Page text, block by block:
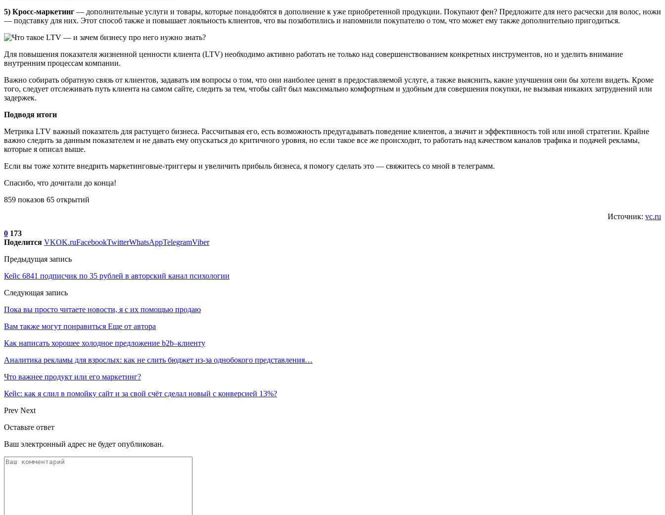
5) Кросс-маркетинг — дополнительные услуги и товары, которые понадобятся в дополнение к уже приобретенной продукции. Покупают фен? Предложите для него расчески для волос, ножи
— подставку для них. Этот способ также и повышает лояльность клиентов, что вы позаботились и напомнили покупателю о том, что может ему также дополнительно пригодиться.
Для повышения показателя жизненной ценности клиента (LTV) необходимо активно работать не только над совершенствованием конкретных инструментов, но и уделить внимание
внутренним процессам компании.
Важно собирать обратную связь от клиентов, задавать им вопросы о том, что они наиболее ценят в предоставляемой услуге, а также выяснить, какие улучшения они бы хотели видеть. Кроме
того, следует отслеживать путь клиента на самом сайте, следить за тем, чтобы сайт был максимально комфортным и удобным для совершения покупки, не вызывая никаких затруднений или
задержек.
Подводя итоги
Метрика LTV важный показатель для растущего бизнеса. Рассчитывая его, есть возможность предугадывать поведение клиентов, а значит и эффективность той или иной стратегии. Крайне
важно следить за данным показателем и не давать ему опускаться до критичного уровня, но если такое все же происходит, то работать над качеством каналов трафика и подачей рекламы,
которые я описал выше.
Если вы тоже хотите внедрить маркетинговые-триггеры и увеличить прибыль бизнеса, я помогу сделать это — свяжитесь со мной в телеграмм.
Спасибо, что дочитали до конца!
859 показов 65 открытий
Источник: vc.ru
0 173
Поделится VKOK.ruFacebookTwitterWhatsAppTelegramViber
Предыдущая запись
Кейс 6841 подписчик по 35 рублей в авторский канал психологии
Следующая запись
Пока вы просто читаете новости, я с их помощью продаю
Вам также могут понравиться Еще от автора
Как написать хорошее холодное предложение b2b–клиенту
Аналитика рекламы для взрослых: как не слить бюджет из-за однобокого представления…
Что важнее продукт или его маркетинг?
Кейс: как я слил в помойку сайт и за свой счёт сделал новый с конверсией 13%?
Prev Next
Оставьте ответ
Ваш электронный адрес не будет опубликован.